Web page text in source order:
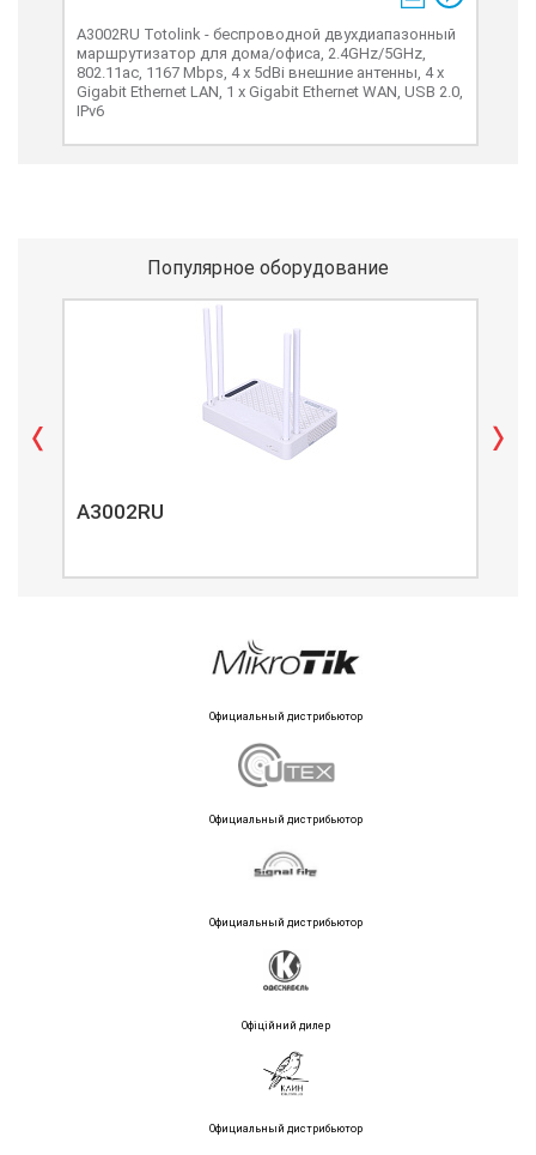
A3002RU Totolink - беспроводной двухдиапазонный
маршрутизатор для дома/офиса, 2.4GHz/5GHz,
802.11ac, 1167 Mbps, 4 x 5dBi внешние антенны, 4 х
Gigabit Ethernet LAN, 1 х Gigabit Ethernet WAN, USB 2.0,
IPv6
Популярное оборудование
A3002RU
Официальный дистрибьютор
Официальный дистрибьютор
Официальный дистрибьютор
Офіційний дилер
Официальный дистрибьютор